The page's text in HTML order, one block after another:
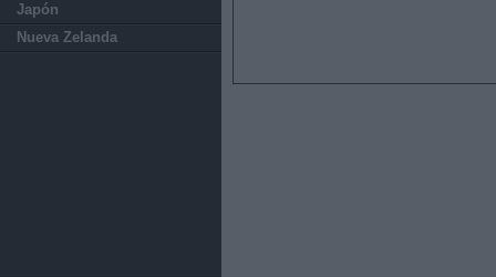
Japón
Nueva Zelanda